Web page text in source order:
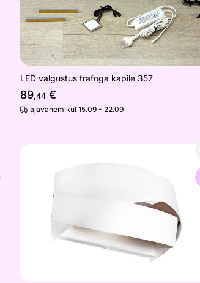
LED valgustus trafoga kapile 357
89,44 €
ajavahemikul 15.09 - 22.09